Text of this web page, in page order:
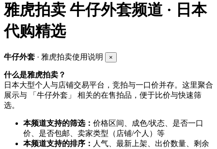
雅虎拍卖 牛仔外套频道 · 日本
代购精选
牛仔外套 · 雅虎拍卖使用说明 ×
什么是雅虎拍卖？
日本大型个人与店铺交易平台，竞拍与一口价并存。这里聚合
展示与 「牛仔外套」 相关的在售拍品，便于比价与快速筛
选。
本频道支持的筛选： 价格区间、成色/状态、是否一口
价、是否包邮、卖家类型（店铺/个人）等
本频道支持的排序： 人气、最新上架、出价数量、剩余